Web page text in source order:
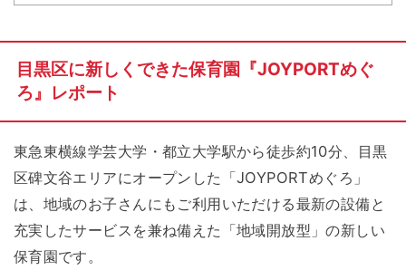
目黒区に新しくできた保育園『JOYPORTめぐ
ろ』レポート
東急東横線学芸大学・都立大学駅から徒歩約10分、目黒
区碑文谷エリアにオープンした「JOYPORTめぐろ」
は、地域のお子さんにもご利用いただける最新の設備と
充実したサービスを兼ね備えた「地域開放型」の新しい
保育園です。